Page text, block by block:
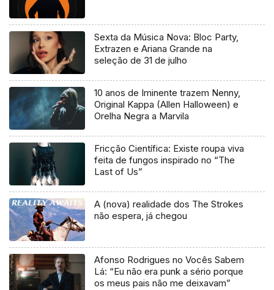
Sexta da Música Nova: Bloc Party,
Extrazen e Ariana Grande na
seleção de 31 de julho
10 anos de Iminente trazem Nenny,
Original Kappa (Allen Halloween) e
Orelha Negra a Marvila
Fricção Científica: Existe roupa viva
feita de fungos inspirado no “The
Last of Us”
A (nova) realidade dos The Strokes
não espera, já chegou
Afonso Rodrigues no Vocês Sabem
Lá: “Eu não era punk a sério porque
os meus pais não me deixavam”